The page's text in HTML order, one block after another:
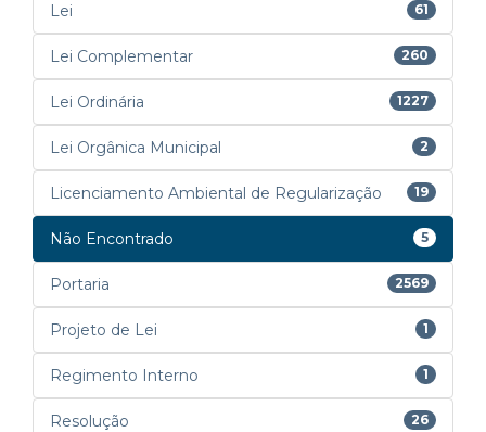
Lei 61
Lei Complementar 260
Lei Ordinária 1227
Lei Orgânica Municipal 2
Licenciamento Ambiental de Regularização 19
Não Encontrado 5
Portaria 2569
Projeto de Lei 1
Regimento Interno 1
Resolução 26